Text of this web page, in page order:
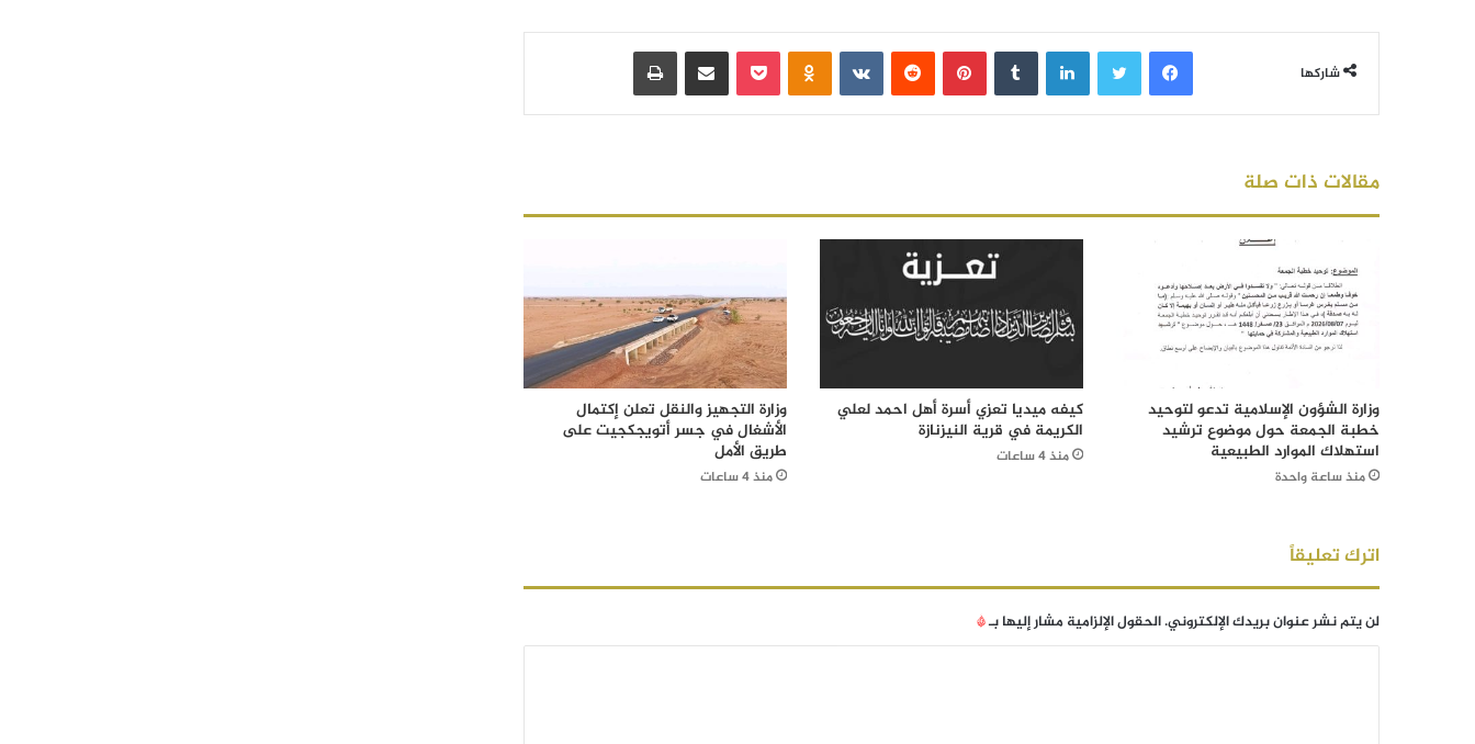
شاركها
فيسبوك لينكدإن بينتيريست بوكيت مشاركة عبر البريد
مقالات ذات صلة
وزارة الشؤون الإسلامية تدعو لتوحيد
خطبة الجمعة حول موضوع ترشيد
استهلاك الموارد الطبيعية
منذ ساعة واحدة
كيفه ميديا تعزي أسرة أهل احمد لعلي
الكريمة في قرية النيزنازة
منذ 4 ساعات
وزارة التجهيز والنقل تعلن إكتمال
الأشغال في جسر أتويجكجيت على
طريق الأمل
منذ 4 ساعات
اترك تعليقاً
لن يتم نشر عنوان بريدك الإلكتروني.الحقول الإلزامية مشار إليها بـ*